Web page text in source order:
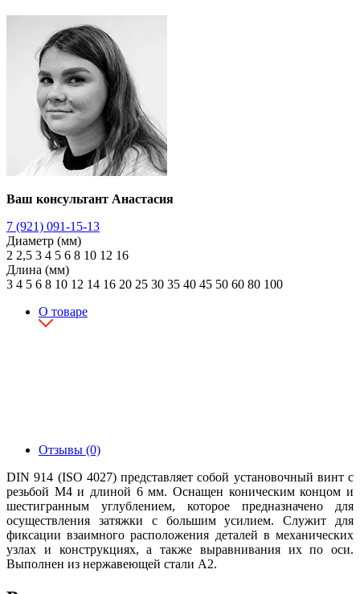
Ваш консультант Анастасия
7 (921) 091-15-13
Диаметр (мм)
2 2,5 3 4 5 6 8 10 12 16
Длина (мм)
3 4 5 6 8 10 12 14 16 20 25 30 35 40 45 50 60 80 100
О товаре
Отзывы (0)
DIN 914 (ISO 4027) представляет собой установочный винт с
резьбой М4 и длиной 6 мм. Оснащен коническим концом и
шестигранным углублением, которое предназначено для
осуществления затяжки с большим усилием. Служит для
фиксации взаимного расположения деталей в механических
узлах и конструкциях, а также выравнивания их по оси.
Выполнен из нержавеющей стали А2.